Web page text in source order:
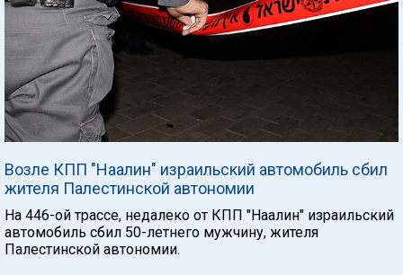
Возле КПП "Наалин" израильский автомобиль сбил
жителя Палестинской автономии
На 446-ой трассе, недалеко от КПП "Наалин" израильский
автомобиль сбил 50-летнего мужчину, жителя
Палестинской автономии.